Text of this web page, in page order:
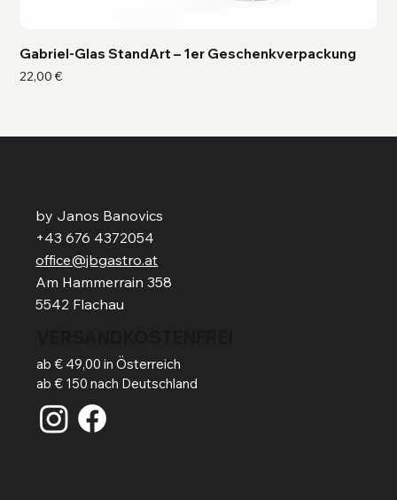
Gabriel-Glas StandArt – 1er Geschenkverpackung
Preis
22,00 €
by Janos Banovics
+43 676 4372054
office@jbgastro.at
Am Hammerrain 358
5542 Flachau
ab € 49,00 in Österreich
ab € 150 nach Deutschland